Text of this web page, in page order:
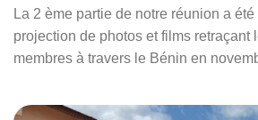
La 2 ème partie de notre réunion a
projection de photos et films retraçant
membres à travers le Bénin en